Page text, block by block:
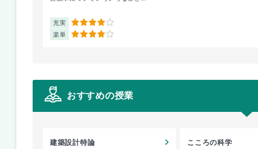
充実 4
楽単 4
おすすめの授業
建築設計特論 こころの科学